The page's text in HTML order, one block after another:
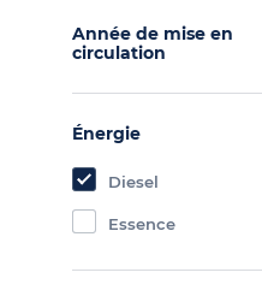
Année de mise en
circulation
Énergie
Diesel
Essence